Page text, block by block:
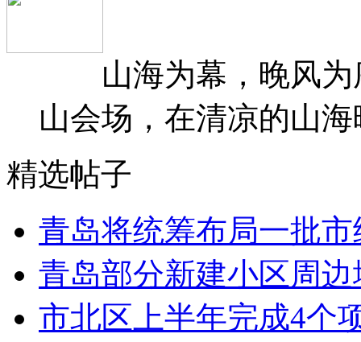
山海为幕，晚风为
山会场，在清凉的山
精选帖子
青岛将统筹布局一批市
青岛部分新建小区周
市北区上半年完成4个